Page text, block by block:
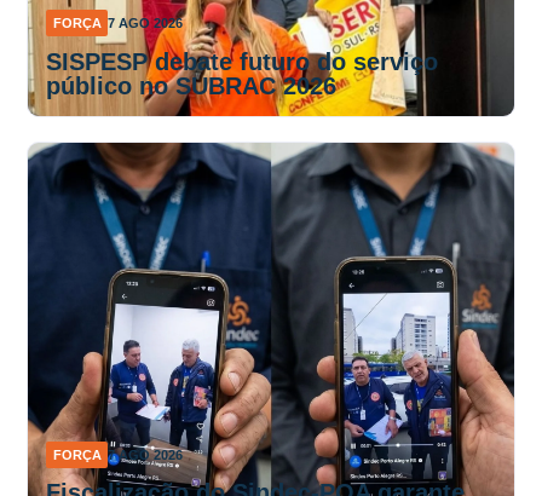
FORÇA 7 AGO 2026
SISPESP debate futuro do serviço
público no SUBRAC 2026
FORÇA 7 AGO 2026